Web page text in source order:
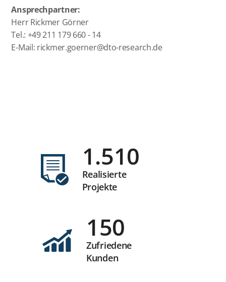
Ansprechpartner:
Herr Rickmer Görner
Tel.: +49 211 179 660 - 14
E-Mail: rickmer.goerner@dto-research.de
1.510
Realisierte
Projekte
150
Zufriedene
Kunden